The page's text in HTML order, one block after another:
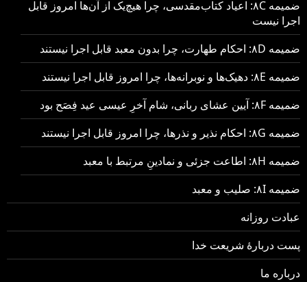
ضمیمه ۸C: اعیاد کتاب‌مقدسی، چرا هیچ‌یک از آن‌ها امروز قابل
اجرا نیست
ضمیمه ۸D: احکام طهارت، چرا بدون معبد قابل اجرا نیستند
ضمیمه ۸E: دهیک‌ها و نوبرانه‌ها، چرا امروز قابل اجرا نیستند
ضمیمه ۸F: آیین عشای ربانی، شام آخرِ عیسی عید فِصَح بود
ضمیمه ۸G: احکام نذیر و نذرها، چرا امروز قابل اجرا نیستند
ضمیمه ۸H: اطاعت جزئی و نمادینِ مرتبط با معبد
ضمیمه ۸I: صلیب و معبد
عبادت روزانه
پست دربارهٔ شریعت خدا
درباره ما